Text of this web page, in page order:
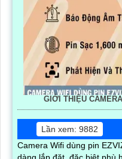
GIỚI THIỆU
Lần xem: 9882
Camera Wifi dùng pin